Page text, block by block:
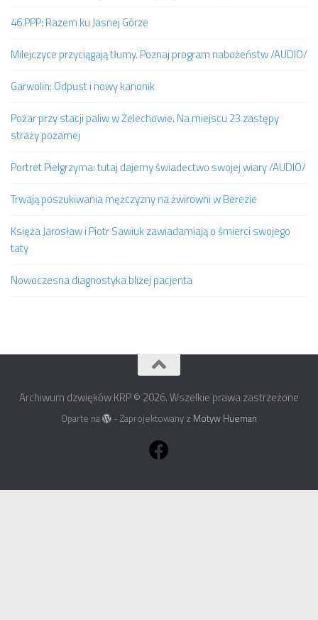
46.PPP: Razem ku Jasnej Górze
Milejczyce przyciągają tłumy. Poznaj program nabożeństw /AUDIO/
Garwolin: Odpust i nowy kanonik
Pożar przy stacji paliw w Żelechowie. Na miejscu 23 zastępy
straży pożarnej
Portret Pielgrzyma: tutaj dajemy świadectwo swojej wiary /AUDIO/
Trwają poszukiwania mężczyzny na żwirowni w Berezie
Księża Jarosław i Piotr Sawiuk zawiadamiają o śmierci swojego
taty
Nowoczesna diagnostyka bliżej pacjenta
Archiwum dzwięków KRP © 2026. Wszelkie prawa zastrzeżone
Oparte na - Zaprojektowany z Motyw Hueman